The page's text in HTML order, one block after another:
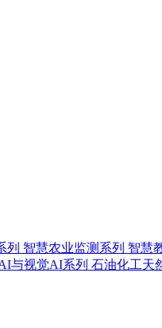
列 智慧农业监测系列 智慧
与视觉AI系列 石油化工天